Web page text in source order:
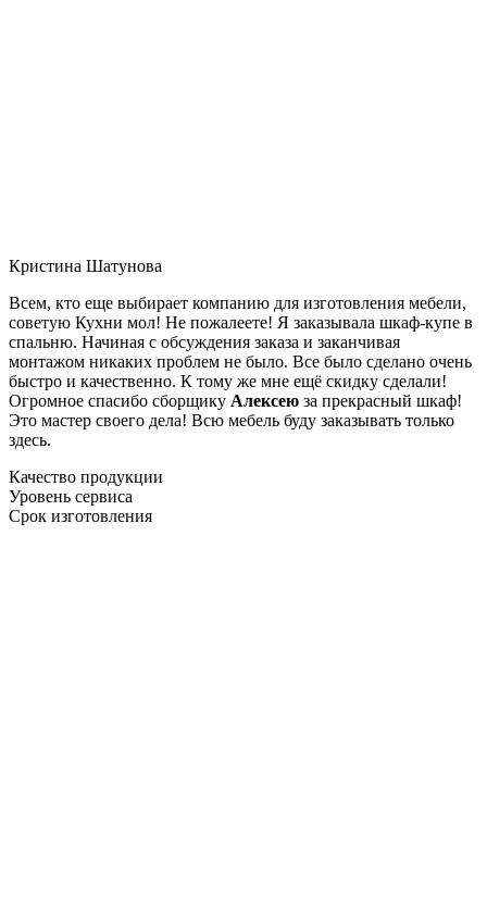
Кристина Шатунова
Всем, кто еще выбирает компанию для изготовления мебели,
советую Кухни мол! Не пожалеете! Я заказывала шкаф-купе в
спальню. Начиная с обсуждения заказа и заканчивая
монтажом никаких проблем не было. Все было сделано очень
быстро и качественно. К тому же мне ещё скидку сделали!
Огромное спасибо сборщику Алексею за прекрасный шкаф!
Это мастер своего дела! Всю мебель буду заказывать только
здесь.
Качество продукции
Уровень сервиса
Срок изготовления